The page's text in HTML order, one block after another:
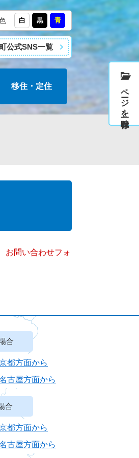
白 黒 青
公式SNS一覧
移住・定住
お問い合わせフォ
合
都方面から
古屋方面から
合
都方面から
古屋方面から
ページを一時保存